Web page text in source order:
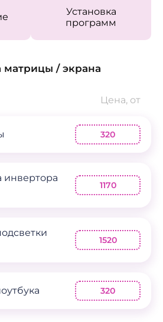
Установка
программ
матрицы / экрана
Цена, от
320
инвертора
1170
1520
320